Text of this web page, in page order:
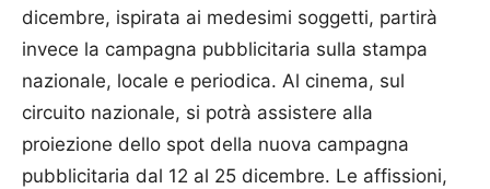
dicembre, ispirata ai medesimi soggetti, partirà
invece la campagna pubblicitaria sulla stampa
nazionale, locale e periodica. Al cinema, sul
circuito nazionale, si potrà assistere alla
proiezione dello spot della nuova campagna
pubblicitaria dal 12 al 25 dicembre. Le affissioni,